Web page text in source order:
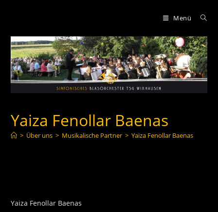
Menü
Yaiza Fenollar Baenas
> Über uns > Musikalische Partner > Yaiza Fenollar Baenas
Yaiza Fenollar Baenas